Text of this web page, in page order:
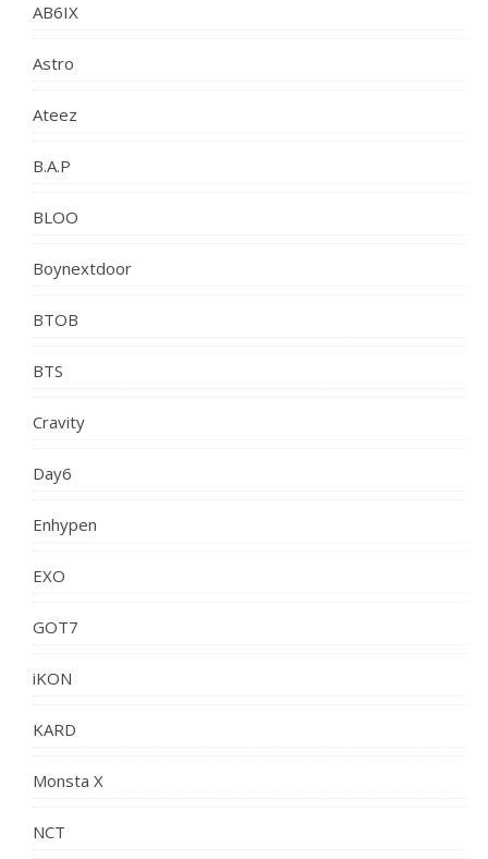
AB6IX
Astro
Ateez
B.A.P
BLOO
Boynextdoor
BTOB
BTS
Cravity
Day6
Enhypen
EXO
GOT7
iKON
KARD
Monsta X
NCT